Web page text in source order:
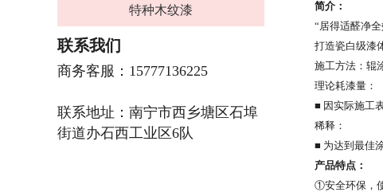
特种木纹漆
联系我们
商务客服：15777136225
联系地址：南宁市西乡塘区石埠
街道办石西工业区6队
简介：
“居得适醛净
打造瓷白级漆
施工方法：辊
理论耗漆量：
■ 因实际施工
稀释：
■ 为达到最佳
产品特点：
①安全环保，